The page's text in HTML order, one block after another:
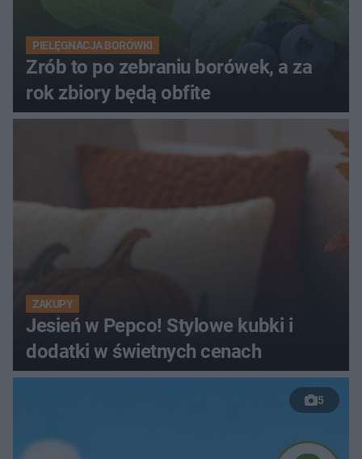
PIELĘGNACJA BORÓWKI
Zrób to po zebraniu borówek, a za
rok zbiory będą obfite
ZAKUPY
Jesień w Pepco! Stylowe kubki i
dodatki w świetnych cenach
5